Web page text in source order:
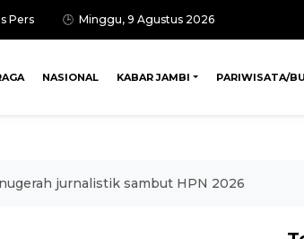
Pers Minggu, 9 Agustus 2026
NASIONAL KABAR JAMBI PARIWISATA/
jurnalistik sambut HPN 2026